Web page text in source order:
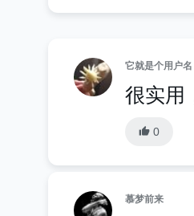
它就是个用户名
很实用
0
慕梦前来